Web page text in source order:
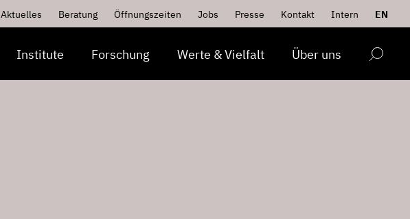
Aktuelles Beratung Öffnungszeiten Jobs Presse Kontakt Intern EN
Institute Forschung Werte & Vielfalt Über uns